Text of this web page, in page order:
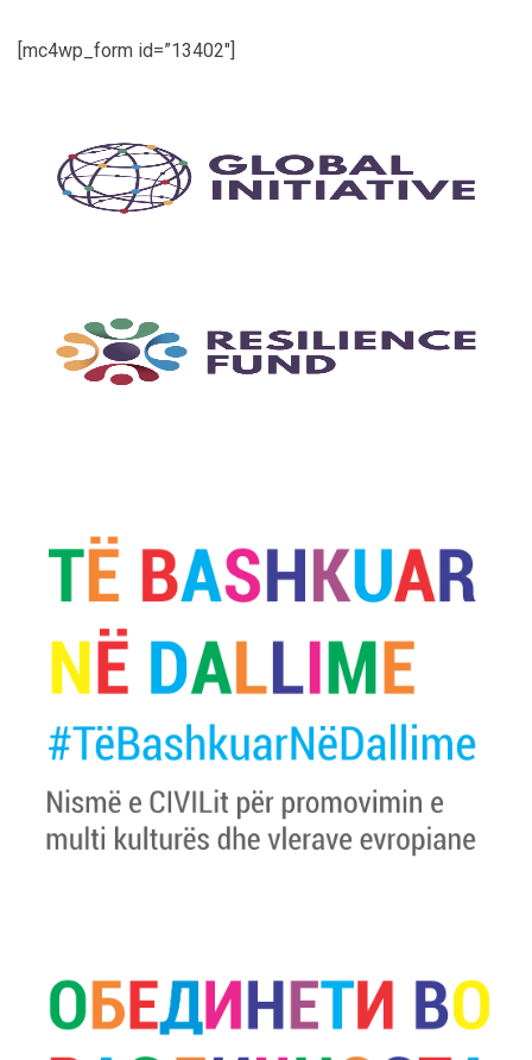
[mc4wp_form id=”13402″]